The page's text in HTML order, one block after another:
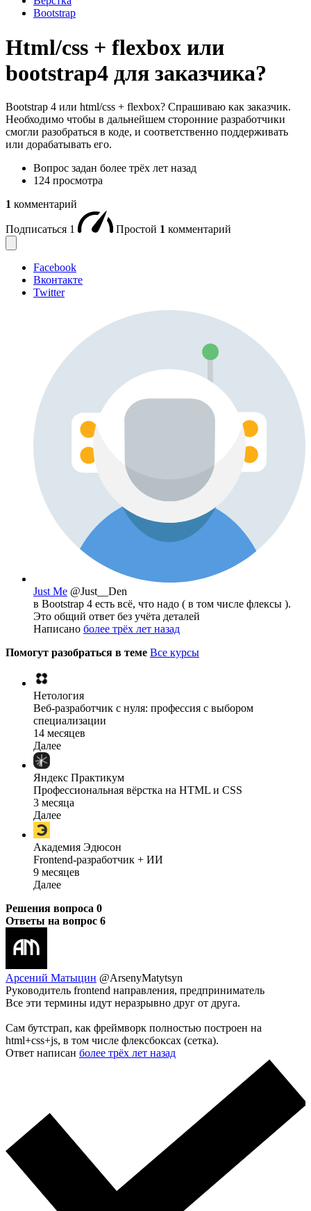
Bootstrap
Html/css + flexbox или
bootstrap4 для заказчика?
Bootstrap 4 или html/css + flexbox? Спрашиваю как заказчик.
Необходимо чтобы в дальнейшем сторонние разработчики
смогли разобраться в коде, и соответственно поддерживать
или дорабатывать его.
Вопрос задан более трёх лет назад
124 просмотра
1 комментарий
Подписаться 1 Простой 1 комментарий
Facebook
Вконтакте
Twitter
Just Me @Just__Den
в Bootstrap 4 есть всё, что надо ( в том числе флексы ).
Это общий ответ без учёта деталей
Написано более трёх лет назад
Помогут разобраться в теме Все курсы
Нетология
Веб-разработчик с нуля: профессия с выбором
специализации
14 месяцев
Далее
Яндекс Практикум
Профессиональная вёрстка на HTML и CSS
3 месяца
Далее
Академия Эдюсон
Frontend-разработчик + ИИ
9 месяцев
Далее
Решения вопроса 0
Ответы на вопрос 6
Арсений Матыцин @ArsenyMatytsyn
Руководитель frontend направления, предприниматель
Все эти термины идут неразрывно друг от друга.
Сам бутстрап, как фреймворк полностью построен на
html+css+js, в том числе флексбоксах (сетка).
Ответ написан более трёх лет назад